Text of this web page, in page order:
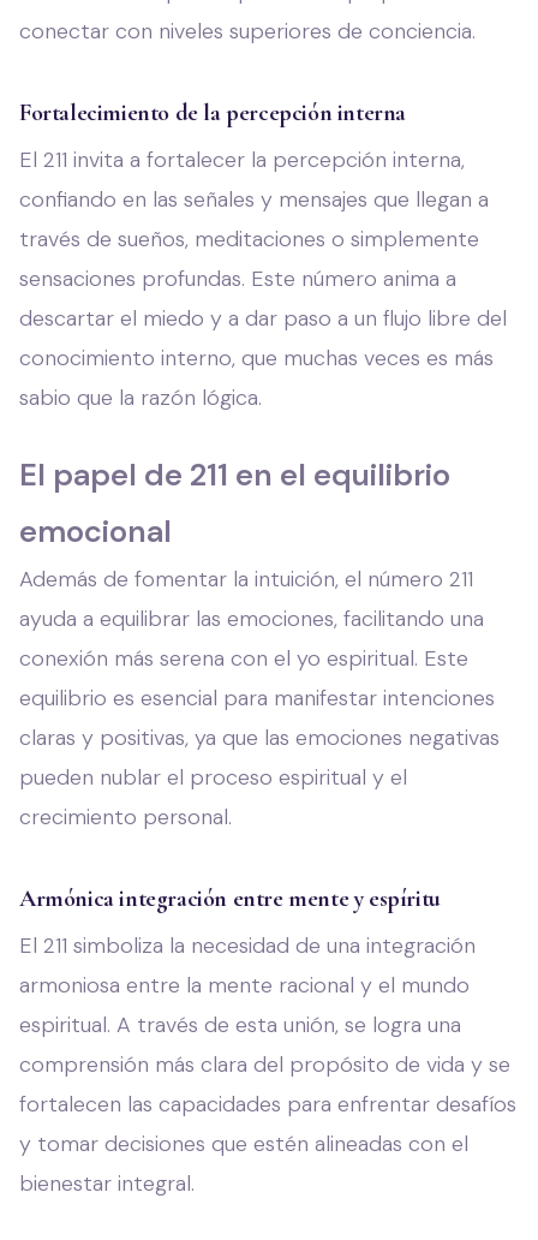
conectar con niveles superiores de conciencia.
Fortalecimiento de la percepción interna
El 211 invita a fortalecer la percepción interna,
confiando en las señales y mensajes que llegan a
través de sueños, meditaciones o simplemente
sensaciones profundas. Este número anima a
descartar el miedo y a dar paso a un flujo libre del
conocimiento interno, que muchas veces es más
sabio que la razón lógica.
El papel de 211 en el equilibrio
emocional
Además de fomentar la intuición, el número 211
ayuda a equilibrar las emociones, facilitando una
conexión más serena con el yo espiritual. Este
equilibrio es esencial para manifestar intenciones
claras y positivas, ya que las emociones negativas
pueden nublar el proceso espiritual y el
crecimiento personal.
Armónica integración entre mente y espíritu
El 211 simboliza la necesidad de una integración
armoniosa entre la mente racional y el mundo
espiritual. A través de esta unión, se logra una
comprensión más clara del propósito de vida y se
fortalecen las capacidades para enfrentar desafíos
y tomar decisiones que estén alineadas con el
bienestar integral.